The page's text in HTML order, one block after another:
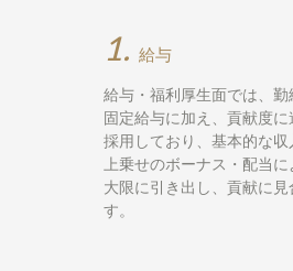
1. 給与
給与・福利厚生面では、
固定給与に加え、貢献度
採用しており、基本的な収
上乗せのボーナス・配当
大限に引き出し、貢献に
す。